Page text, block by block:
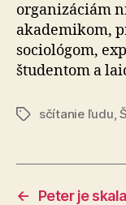
organizáciám
akademikom,
sociológom,
študentom a
Značkysčítanie ľudu,
←
Peter je skala